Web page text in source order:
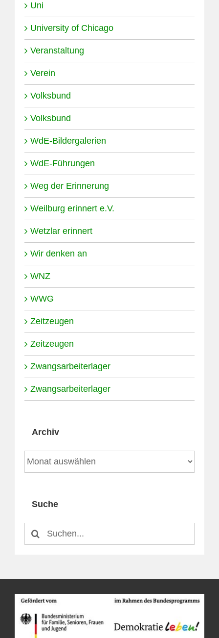
Uni
University of Chicago
Veranstaltung
Verein
Volksbund
Volksbund
WdE-Bildergalerien
WdE-Führungen
Weg der Erinnerung
Weilburg erinnert e.V.
Wetzlar erinnert
Wir denken an
WNZ
WWG
Zeitzeugen
Zeitzeugen
Zwangsarbeiterlager
Zwangsarbeiterlager
Archiv
Archiv
Suche
Suche
nach: